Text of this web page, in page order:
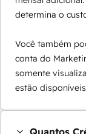
determina o
Você também
conta do
somente
estão